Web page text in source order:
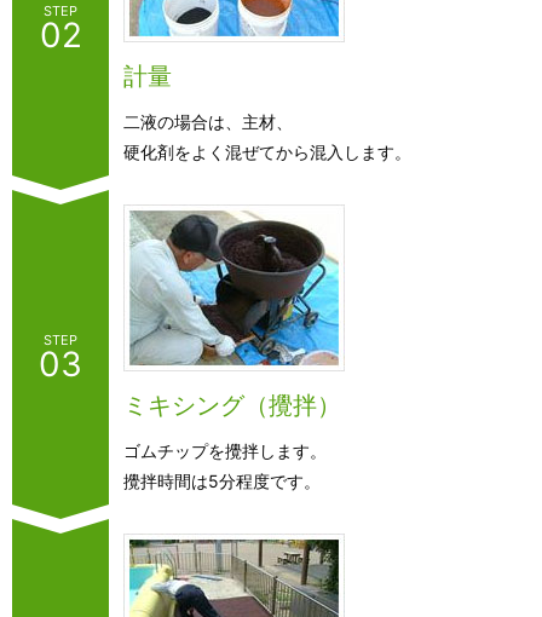
STEP
02
計量
二液の場合は、主材、
硬化剤をよく混ぜてから混入します。
STEP
03
ミキシング（攪拌）
ゴムチップを攪拌します。
攪拌時間は5分程度です。